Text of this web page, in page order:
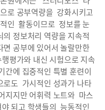
로 공부역량을 강화시키고
인 활동이므로 정보를 눈
정보처리 역량을 지속적
공부에 있어서 놀랄만한
평가와 내신 시험으로 지속
간에 집중적인 특별 훈련이
로도 가시적인 성과가 나타
지지만 어휘력 노트와 마스
되고 학생들의 능동적인